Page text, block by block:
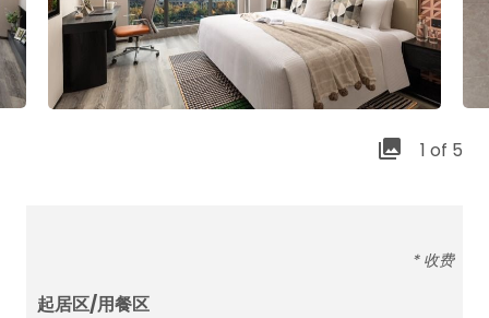
1 of 5
* 收费
起居区/用餐区